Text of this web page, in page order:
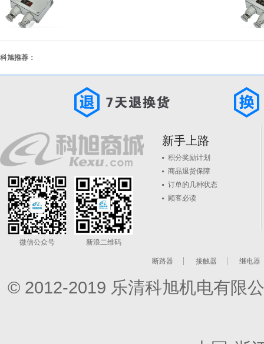
科旭推荐：
微信公众号 新浪二维码
新手上路
积分奖励计划
商品退货保障
订单的几种状态
顾客必读
断路器 接触器 继电器
© 2012-2019 乐清科旭机电有限